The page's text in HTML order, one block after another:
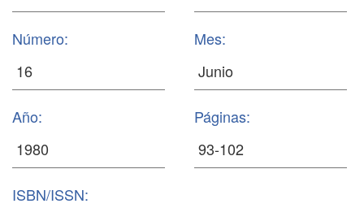
Número: Mes:
Año: Páginas:
ISBN/ISSN: